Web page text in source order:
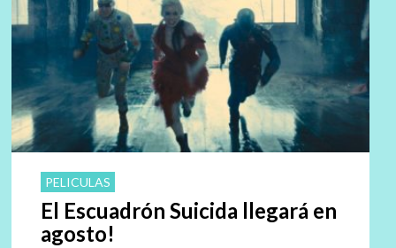
PELICULAS
El Escuadrón Suicida llegará en
agosto!